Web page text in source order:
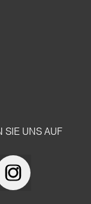
SIE UNS AUF